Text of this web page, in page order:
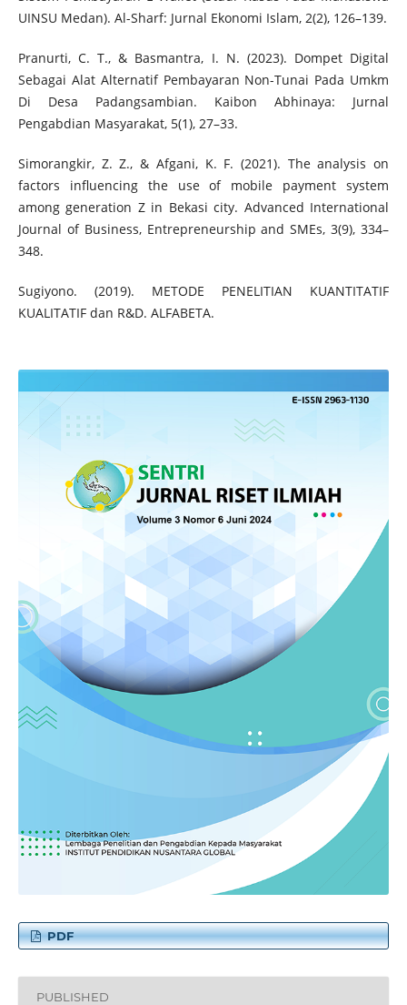
UINSU Medan). Al-Sharf: Jurnal Ekonomi Islam, 2(2), 126–139.
Pranurti, C. T., & Basmantra, I. N. (2023). Dompet Digital
Sebagai Alat Alternatif Pembayaran Non-Tunai Pada Umkm
Di Desa Padangsambian. Kaibon Abhinaya: Jurnal
Pengabdian Masyarakat, 5(1), 27–33.
Simorangkir, Z. Z., & Afgani, K. F. (2021). The analysis on
factors influencing the use of mobile payment system
among generation Z in Bekasi city. Advanced International
Journal of Business, Entrepreneurship and SMEs, 3(9), 334–
348.
Sugiyono. (2019). METODE PENELITIAN KUANTITATIF
KUALITATIF dan R&D. ALFABETA.
PDF
PUBLISHED